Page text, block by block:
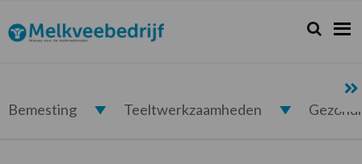
de
hoofdnavigatie
de
hoofd
de
eerste
de
voettekst
Melkveebedrijf.nl Zoeken...
Zoek
Bemesting Teeltwerkzaamheden